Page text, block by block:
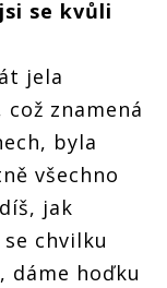
se kvůli
jela
znamená
byla
všechno
jak
chvilku
dáme hoďku